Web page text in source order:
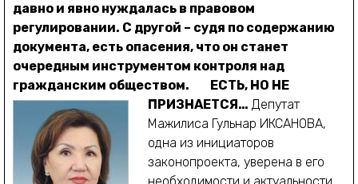
давно и явно нуждалась в правовом
регулировании. С другой – судя по содержанию
документа, есть опасения, что он станет
очередным инструментом контроля над
гражданским обществом.
ЕСТЬ, НО НЕ
ПРИЗНАЕТСЯ… Депутат
Мажилиса Гульнар ИКСАНОВА,
одна из инициаторов
законопроекта, уверена в его